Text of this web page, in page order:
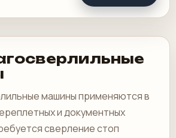
машины применяются в
и документных
сверление стоп